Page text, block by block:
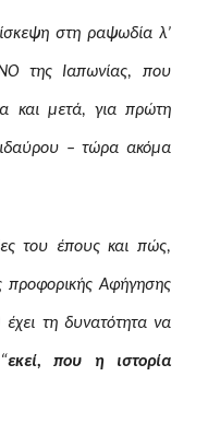
στη ραψωδία λ’
της Ιαπωνίας, που
και μετά, για πρώτη
– τώρα ακόμα
του έπους και πώς,
προφορικής Αφήγησης
τη δυνατότητα να
εκεί, που η ιστορία